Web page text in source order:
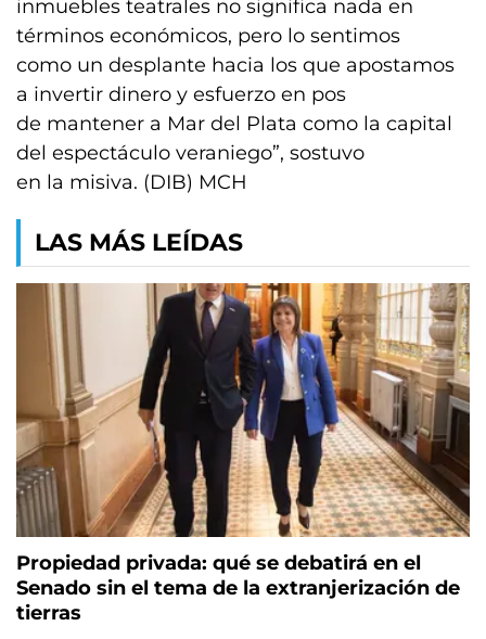
inmuebles teatrales no significa nada en
términos económicos, pero lo sentimos
como un desplante hacia los que apostamos
a invertir dinero y esfuerzo en pos
de mantener a Mar del Plata como la capital
del espectáculo veraniego”, sostuvo
en la misiva. (DIB) MCH
LAS MÁS LEÍDAS
Propiedad privada: qué se debatirá en el
Senado sin el tema de la extranjerización de
tierras